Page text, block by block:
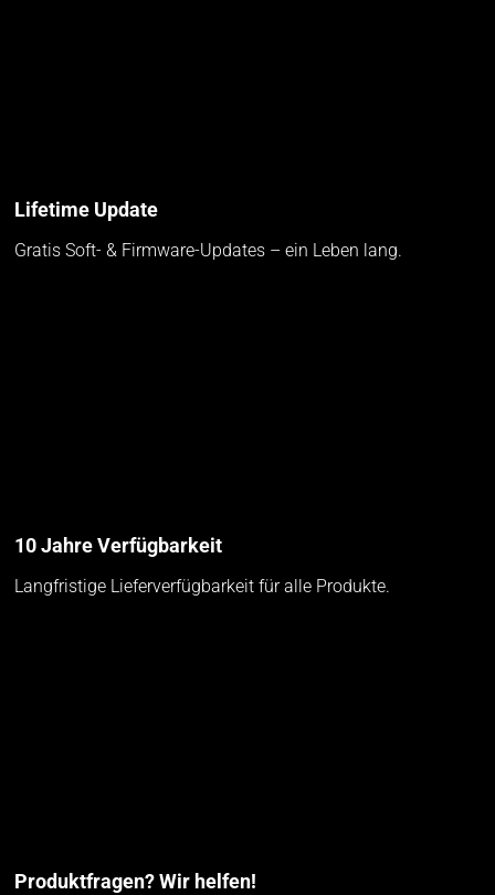
Lifetime Update
Gratis Soft- & Firmware-Updates – ein Leben lang.
10 Jahre Verfügbarkeit
Langfristige Lieferverfügbarkeit für alle Produkte.
Produktfragen? Wir helfen!